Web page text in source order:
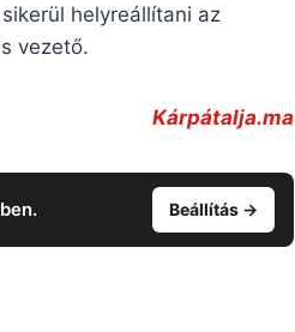
helyreállítani az
vezető.
Kárpátalja.ma
Beállítás →